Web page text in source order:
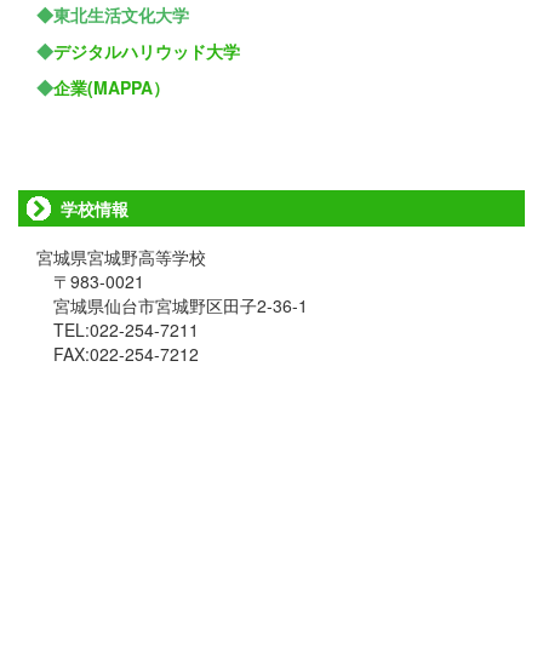
◆東北生活文化大学
◆デジタルハリウッド大学
◆企業(MAPPA）
学校情報
宮城県宮城野高等学校
〒983-0021
宮城県仙台市宮城野区田子2-36-1
TEL:022-254-7211
FAX:022-254-7212